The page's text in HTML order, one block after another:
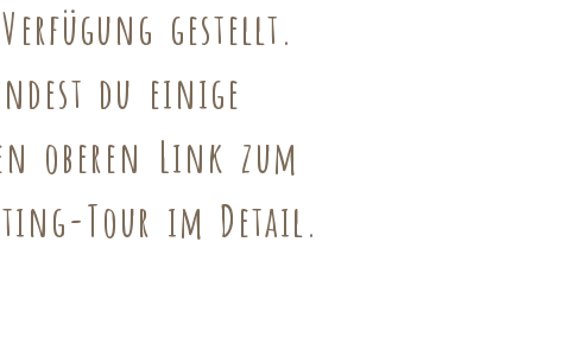
gestellt.
du einige
oberen Link zum
Tour im Detail.